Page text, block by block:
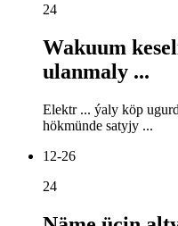
24
Wakuum
ulanmaly ...
Elektr ... ýaly köp
hökmünde satyjy ...
12-26
24